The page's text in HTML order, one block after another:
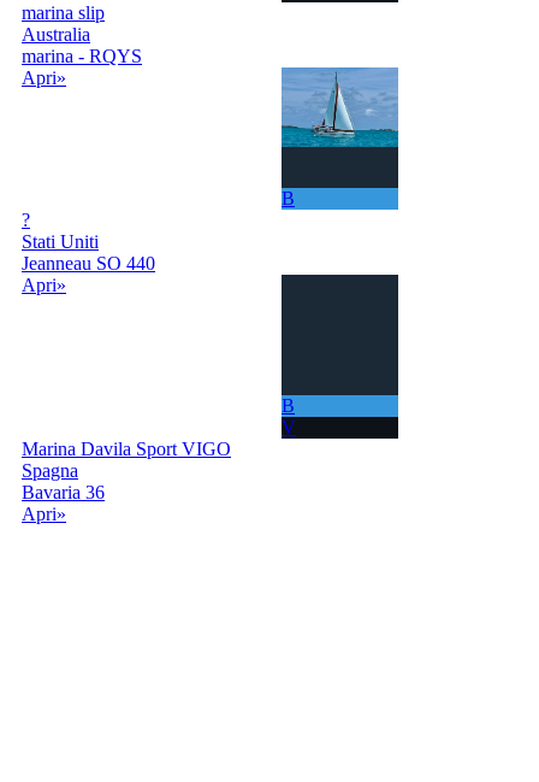
marina slip
Australia
marina - RQYS
Apri»
B
?
Stati Uniti
Jeanneau SO 440
Apri»
B
V
Marina Davila Sport VIGO
Spagna
Bavaria 36
Apri»